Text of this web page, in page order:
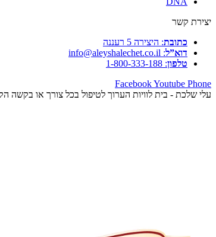
יצירת קשר
כתובת: היצירה 5 רעננה
דוא”ל: info@aleyshalechet.co.il
טלפון: 1-800-333-188
FacebookYoutube Phone
עלי שלכת - בית לוויות הערוך לטיפול בכל צורך או בקשה